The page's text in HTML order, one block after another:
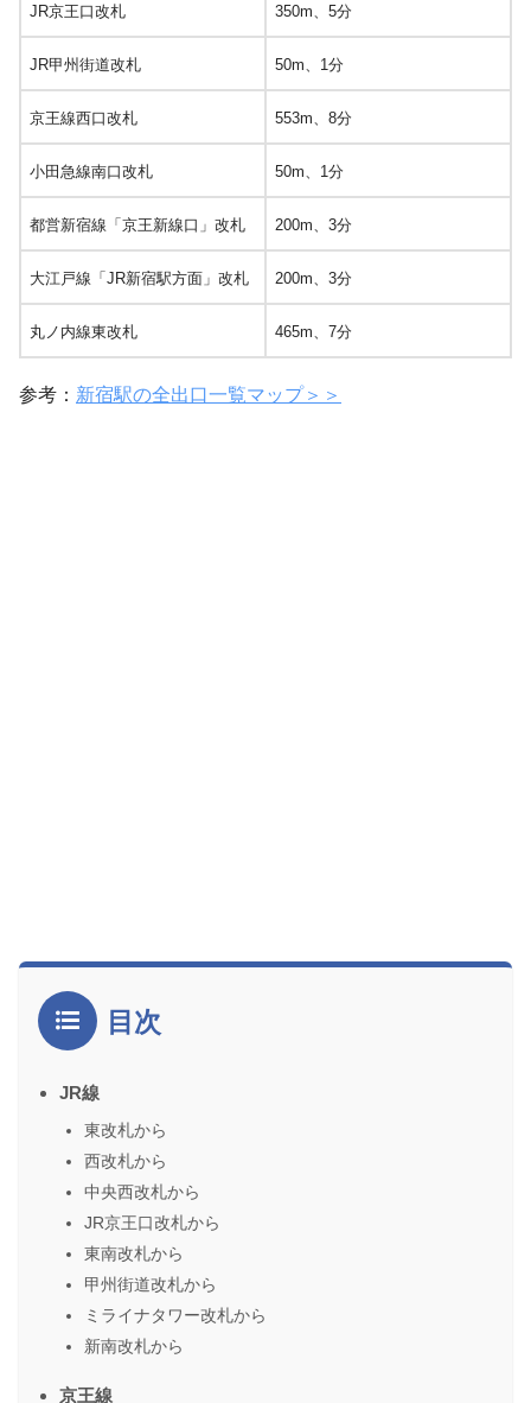
JR京王口改札 350m、5分
JR甲州街道改札 50m、1分
京王線西口改札 553m、8分
小田急線南口改札 50m、1分
都営新宿線「京王新線口」改札 200m、3分
大江戸線「JR新宿駅方面」改札 200m、3分
丸ノ内線東改札 465m、7分
参考： 新宿駅の全出口一覧マップ＞＞
目次
JR線
東改札から
西改札から
中央西改札から
JR京王口改札から
東南改札から
甲州街道改札から
ミライナタワー改札から
新南改札から
京王線